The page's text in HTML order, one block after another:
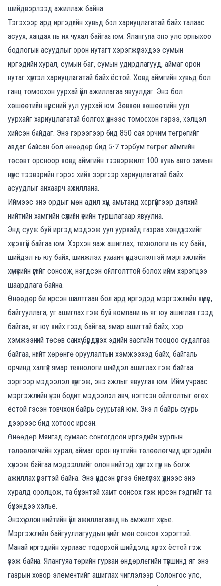
шийдвэрлээд ажиллаж байна.
Тэгэхээр ард иргэдийн хувьд бол хариуцлагатай байх талаас
асуух, хандах нь их чухал байгаа юм. Ялангуяа энэ улс орныхоо
бодлогын асуудлыг орон нутагт хэрэгжүүлэхдээ сумын
иргэдийн хурал, сумын баг, сумын удирдлагууд, аймаг орон
нутаг хүртэл хариуцлагатай байх ёстой. Ховд аймгийн хувьд бол
ганц томоохон уурхай үйл ажиллагаа явуулдаг. Энэ бол
хөшөөтийн нүүрсний уул уурхай юм. Зөвхөн хөшөөтийн уул
уурхайг хариуцлагатай болгох үүднээс томоохон гэрээ, хэлцэл
хийсэн байдаг. Энэ гэрээгээр бид 850 сая орчим төгрөгийг
авдаг байсан бол өнөөдөр бид 5-7 тэрбум төгрөг аймгийн
төсөвт орсноор ховд аймгийн тээвэржилт 100 хувь авто замын
нүүрс тээвэрийн гэрээ хийх зэргээр хариуцлагатай байх
асуудлыг анхаарч ажиллана.
Иймээс энэ ордыг мөн адил хүн, амьтанд хоргүйгээр дэлхий
нийтийн хамгийн сүүлийн үеийн туршлагаар явуулна.
Энд сууж буй иргэд мэдээж уул уурхайд газраа хөндүүлэхийг
хүсэхгүй байгаа юм. Хэрхэн яаж ашиглах, технологи нь юу байх,
шийдэл нь юу байх, шинжлэх ухаанч үндэслэлтэй мэргэжлийн
хүмүүсийн үгийг сонсож, нэгдсэн ойлголттой болох ийм хэрэгцээ
шаардлага байна.
Өнөөдөр би ирсэн шалтгаан бол ард иргэдэд мэргэжлийн хүмүүс,
байгууллага, уг ашиглах гэж буй компани нь яг юу ашиглах гээд
байгаа, яг юу хийх гээд байгаа, ямар ашигтай байх, хэр
хэмжээний төсөв санхүү бүрдүүлэх эдийн засгийн тооцоо судалгаа
байгаа, нийт хөрөнгө оруулалтын хэмжээхэд байх, байгаль
орчинд халгүй ямар технологи шийдэл ашиглах гэж байгаа
зэргээр мэдээлэл хүргэж, энэ ажлыг явуулах юм. Ийм учраас
мэргэжлийн үнэн бодит мэдээлэл авч, нэгтсэн ойлголтыг өгөх
ёстой гэсэн товчхон байрь суурьтай юм. Энэ л байрь суурь
дээрээс бид хотоос ирсэн.
Өнөөдөр Мянгад сумаас сонгогдсон иргэдийн хурлын
төлөөлөгчийн хурал, аймаг орон нутгийн төлөөлөгчид иргэдийн
хүлээж байгаа мэдээллийг олон нийтэд хүргэх гүүр нь болж
ажиллах үүрэгтэй байна. Энэ үндсэн үүргээ биелүүлэх үүднээс энэ
хуралд оролцож, та бүхэнтэй хамт сонсох гэж ирсэн гэдгийг та
бүхэндээ хэлье.
Энэхүүолон нийтийн үйл ажиллагаанд нь амжилт хүсье.
Мэргэжлийн байгууллагуудын үгийг мөн сонсох хэрэгтэй.
Манай иргэдийн хурлаас тодорхой шийдэлд хүрэх ёстой гэж
үзэж байна. Ялангуяа төрийн гурван өндөрлөгийн түвшинд яг энэ
газрын ховор элементийг ашиглах чиглэлээр Солонгос улс,